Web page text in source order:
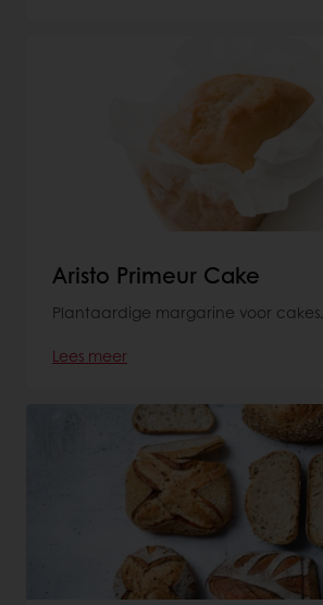
Aristo Primeur Cake
Plantaardige margarine voor cakes.
Lees meer